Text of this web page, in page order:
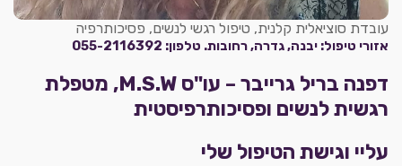
עובדת סוציאלית קלנית, טיפול רגשי לנשים, פסיכותרפיה
אזורי טיפול: יבנה, גדרה, רחובות. טלפון: 055-2116392
דפנה בריל גרייבר – עו"ס M.S.W, מטפלת
רגשית לנשים ופסיכותרפיסטית
עליי וגישת הטיפול שלי